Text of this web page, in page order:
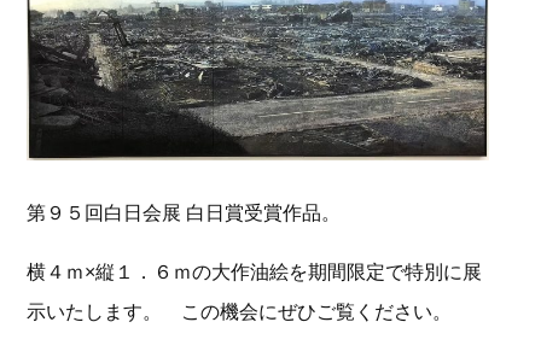
第９５回白日会展 白日賞受賞作品。
横４ｍ×縦１．６ｍの大作油絵を期間限定で特別に展
示いたします。 この機会にぜひご覧ください。